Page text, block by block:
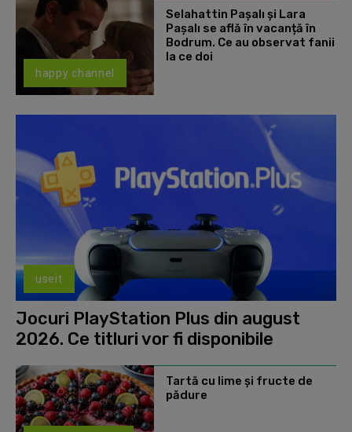
happy channel
Selahattin Paşalı și Lara
Paşalı se află în vacanță în
Bodrum. Ce au observat fanii
la ce doi
useit
Jocuri PlayStation Plus din august
2026. Ce titluri vor fi disponibile
Tartă cu lime și fructe de
pădure